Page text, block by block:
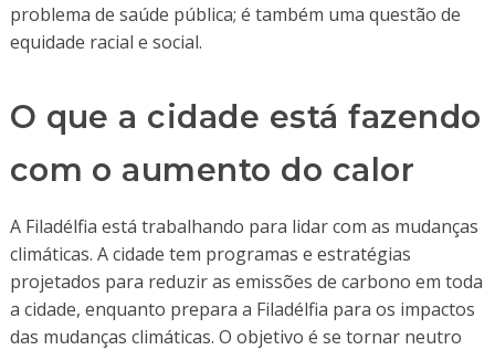
problema de saúde pública; é também uma questão de
equidade racial e social.
O que a cidade está fazendo
com o aumento do calor
A Filadélfia está trabalhando para lidar com as mudanças
climáticas. A cidade tem programas e estratégias
projetados para reduzir as emissões de carbono em toda
a cidade, enquanto prepara a Filadélfia para os impactos
das mudanças climáticas. O objetivo é se tornar neutro